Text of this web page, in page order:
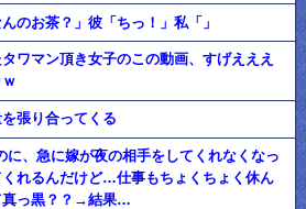
のお茶？」彼「ちっ！」私「」
ワマン頂き女子のこの動画、すげえええ
張り合ってくる
に、急に嫁が夜の相手をしてくれなくなっ
れるんだけど…仕事もちょくちょく休ん
真っ黒？？→結果…